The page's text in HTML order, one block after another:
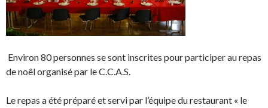
Environ 80 personnes se sont inscrites pour participer au repas
de noêl organisé par le C.C.A.S.
Le repas a été préparé et servi par l’équipe du restaurant « le